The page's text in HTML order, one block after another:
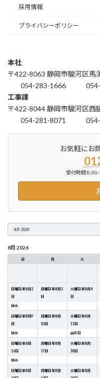
採用情報
プライバシーポリシー
本社
〒422-8063 静岡市駿河区馬
054-283-1666
工事課
〒422-8044 静岡市駿河区西
054-281-8071
お気軽にお
受付時間
選
8月 2026
日 月 火
日曜日 年8月2
日
休み
月曜日 年8月3
日
火曜日 年8月4
日
日曜日 年8月9
日
休み
月曜日 年8月
10日
火曜日 年8月
11 日
山の日
日曜日 年8月
16日
休み
月曜日 年8月
17日
火曜日 年8月
18日
日曜日 年8月
月曜日 年8月
火曜日 年8月